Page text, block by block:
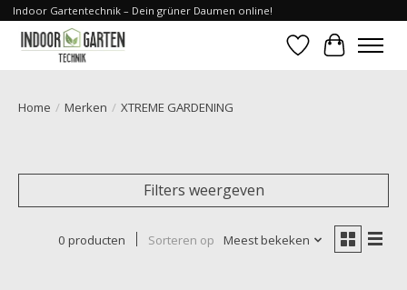
Indoor Gartentechnik – Dein grüner Daumen online!
Verlanglijst
Home / Merken / XTREME GARDENING
Filters weergeven
0 producten Sorteren op Meest bekeken